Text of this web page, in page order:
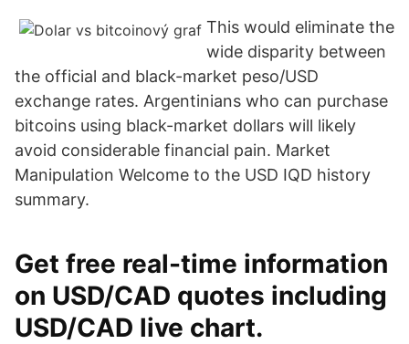
This would eliminate the
wide disparity between
the official and black-market peso/USD
exchange rates. Argentinians who can purchase
bitcoins using black-market dollars will likely
avoid considerable financial pain. Market
Manipulation Welcome to the USD IQD history
summary.
Get free real-time information
on USD/CAD quotes including
USD/CAD live chart.